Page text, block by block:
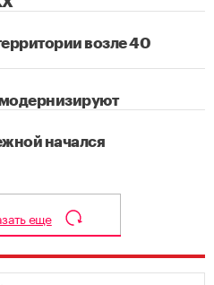
возле 40
начался
еще